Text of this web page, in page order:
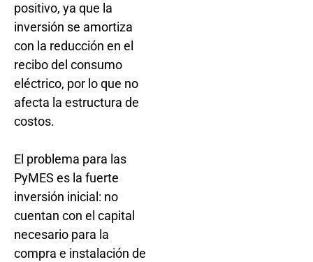
positivo, ya que la
inversión se amortiza
con la reducción en el
recibo del consumo
eléctrico, por lo que no
afecta la estructura de
costos.
El problema para las
PyMES es la fuerte
inversión inicial: no
cuentan con el capital
necesario para la
compra e instalación de